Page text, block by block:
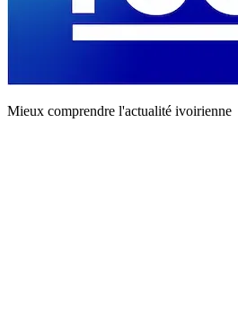
Mieux comprendre l'actualité ivoirienne